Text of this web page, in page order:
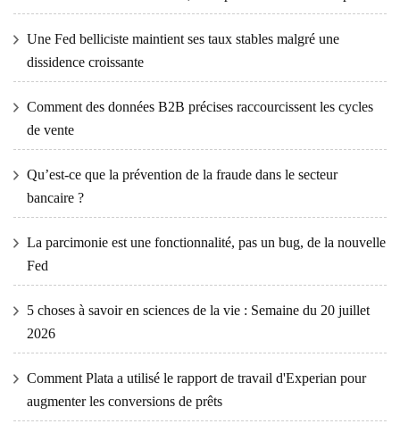
Une Fed belliciste maintient ses taux stables malgré une
dissidence croissante
Comment des données B2B précises raccourcissent les cycles
de vente
Qu’est-ce que la prévention de la fraude dans le secteur
bancaire ?
La parcimonie est une fonctionnalité, pas un bug, de la nouvelle
Fed
5 choses à savoir en sciences de la vie : Semaine du 20 juillet
2026
Comment Plata a utilisé le rapport de travail d'Experian pour
augmenter les conversions de prêts